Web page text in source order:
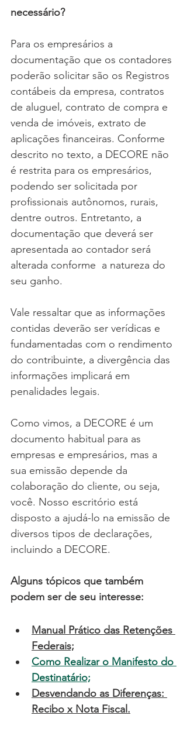
necessário?
Para os empresários a
documentação que os contadores
poderão solicitar são os Registros
contábeis da empresa, contratos
de aluguel, contrato de compra e
venda de imóveis, extrato de
aplicações financeiras. Conforme
descrito no texto, a DECORE não
é restrita para os empresários,
podendo ser solicitada por
profissionais autônomos, rurais,
dentre outros. Entretanto, a
documentação que deverá ser
apresentada ao contador será
alterada conforme  a natureza do
seu ganho.
Vale ressaltar que as informações
contidas deverão ser verídicas e
fundamentadas com o rendimento
do contribuinte, a divergência das
informações implicará em
penalidades legais.
Como vimos, a DECORE é um
documento habitual para as
empresas e empresários, mas a
sua emissão depende da
colaboração do cliente, ou seja,
você. Nosso escritório está
disposto a ajudá-lo na emissão de
diversos tipos de declarações,
incluindo a DECORE.
Alguns tópicos que também
podem ser de seu interesse:
Manual Prático das Retenções
Federais;
Como Realizar o Manifesto do
Destinatário;
Desvendando as Diferenças:
Recibo x Nota Fiscal .